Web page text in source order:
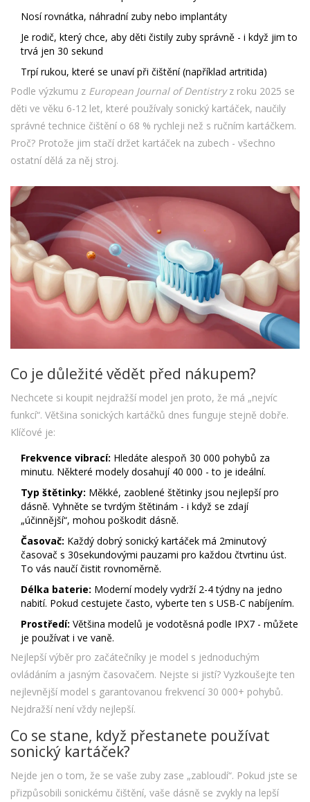
Nosí rovnátka, náhradní zuby nebo implantáty
Je rodič, který chce, aby děti čistily zuby správně - i když jim to
trvá jen 30 sekund
Trpí rukou, které se unaví při čištění (například artritida)
Podle výzkumu z European Journal of Dentistryz roku 2025 se
děti ve věku 6-12 let, které používaly sonický kartáček, naučily
správné technice čištění o 68 % rychleji než s ručním kartáčkem.
Proč? Protože jim stačí držet kartáček na zubech - všechno
ostatní dělá za něj stroj.
Co je důležité vědět před nákupem?
Nechcete si koupit nejdražší model jen proto, že má „nejvíc
funkcí“. Většina sonických kartáčků dnes funguje stejně dobře.
Klíčové je:
Frekvence vibrací: Hledáte alespoň 30 000 pohybů za
minutu. Některé modely dosahují 40 000 - to je ideální.
Typ štětinky: Měkké, zaoblené štětinky jsou nejlepší pro
dásně. Vyhněte se tvrdým štětinám - i když se zdají
„účinnější“, mohou poškodit dásně.
Časovač: Každý dobrý sonický kartáček má 2minutový
časovač s 30sekundovými pauzami pro každou čtvrtinu úst.
To vás naučí čistit rovnoměrně.
Délka baterie: Moderní modely vydrží 2-4 týdny na jedno
nabití. Pokud cestujete často, vyberte ten s USB-C nabíjením.
Prostředí: Většina modelů je vodotěsná podle IPX7 - můžete
je používat i ve vaně.
Nejlepší výběr pro začátečníky je model s jednoduchým
ovládáním a jasným časovačem. Nejste si jistí? Vyzkoušejte ten
nejlevnější model s garantovanou frekvencí 30 000+ pohybů.
Nejdražší není vždy nejlepší.
Co se stane, když přestanete používat
sonický kartáček?
Nejde jen o tom, že se vaše zuby zase „zabloudí“. Pokud jste se
přizpůsobili sonickému čištění, vaše dásně se zvykly na lepší